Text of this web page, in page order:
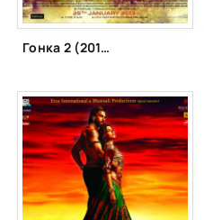
Гонка 2 (2013)